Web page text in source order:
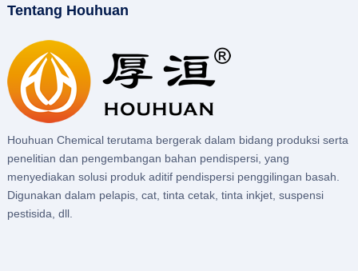
Tentang Houhuan
Houhuan Chemical terutama bergerak dalam bidang produksi serta
penelitian dan pengembangan bahan pendispersi, yang
menyediakan solusi produk aditif pendispersi penggilingan basah.
Digunakan dalam pelapis, cat, tinta cetak, tinta inkjet, suspensi
pestisida, dll.